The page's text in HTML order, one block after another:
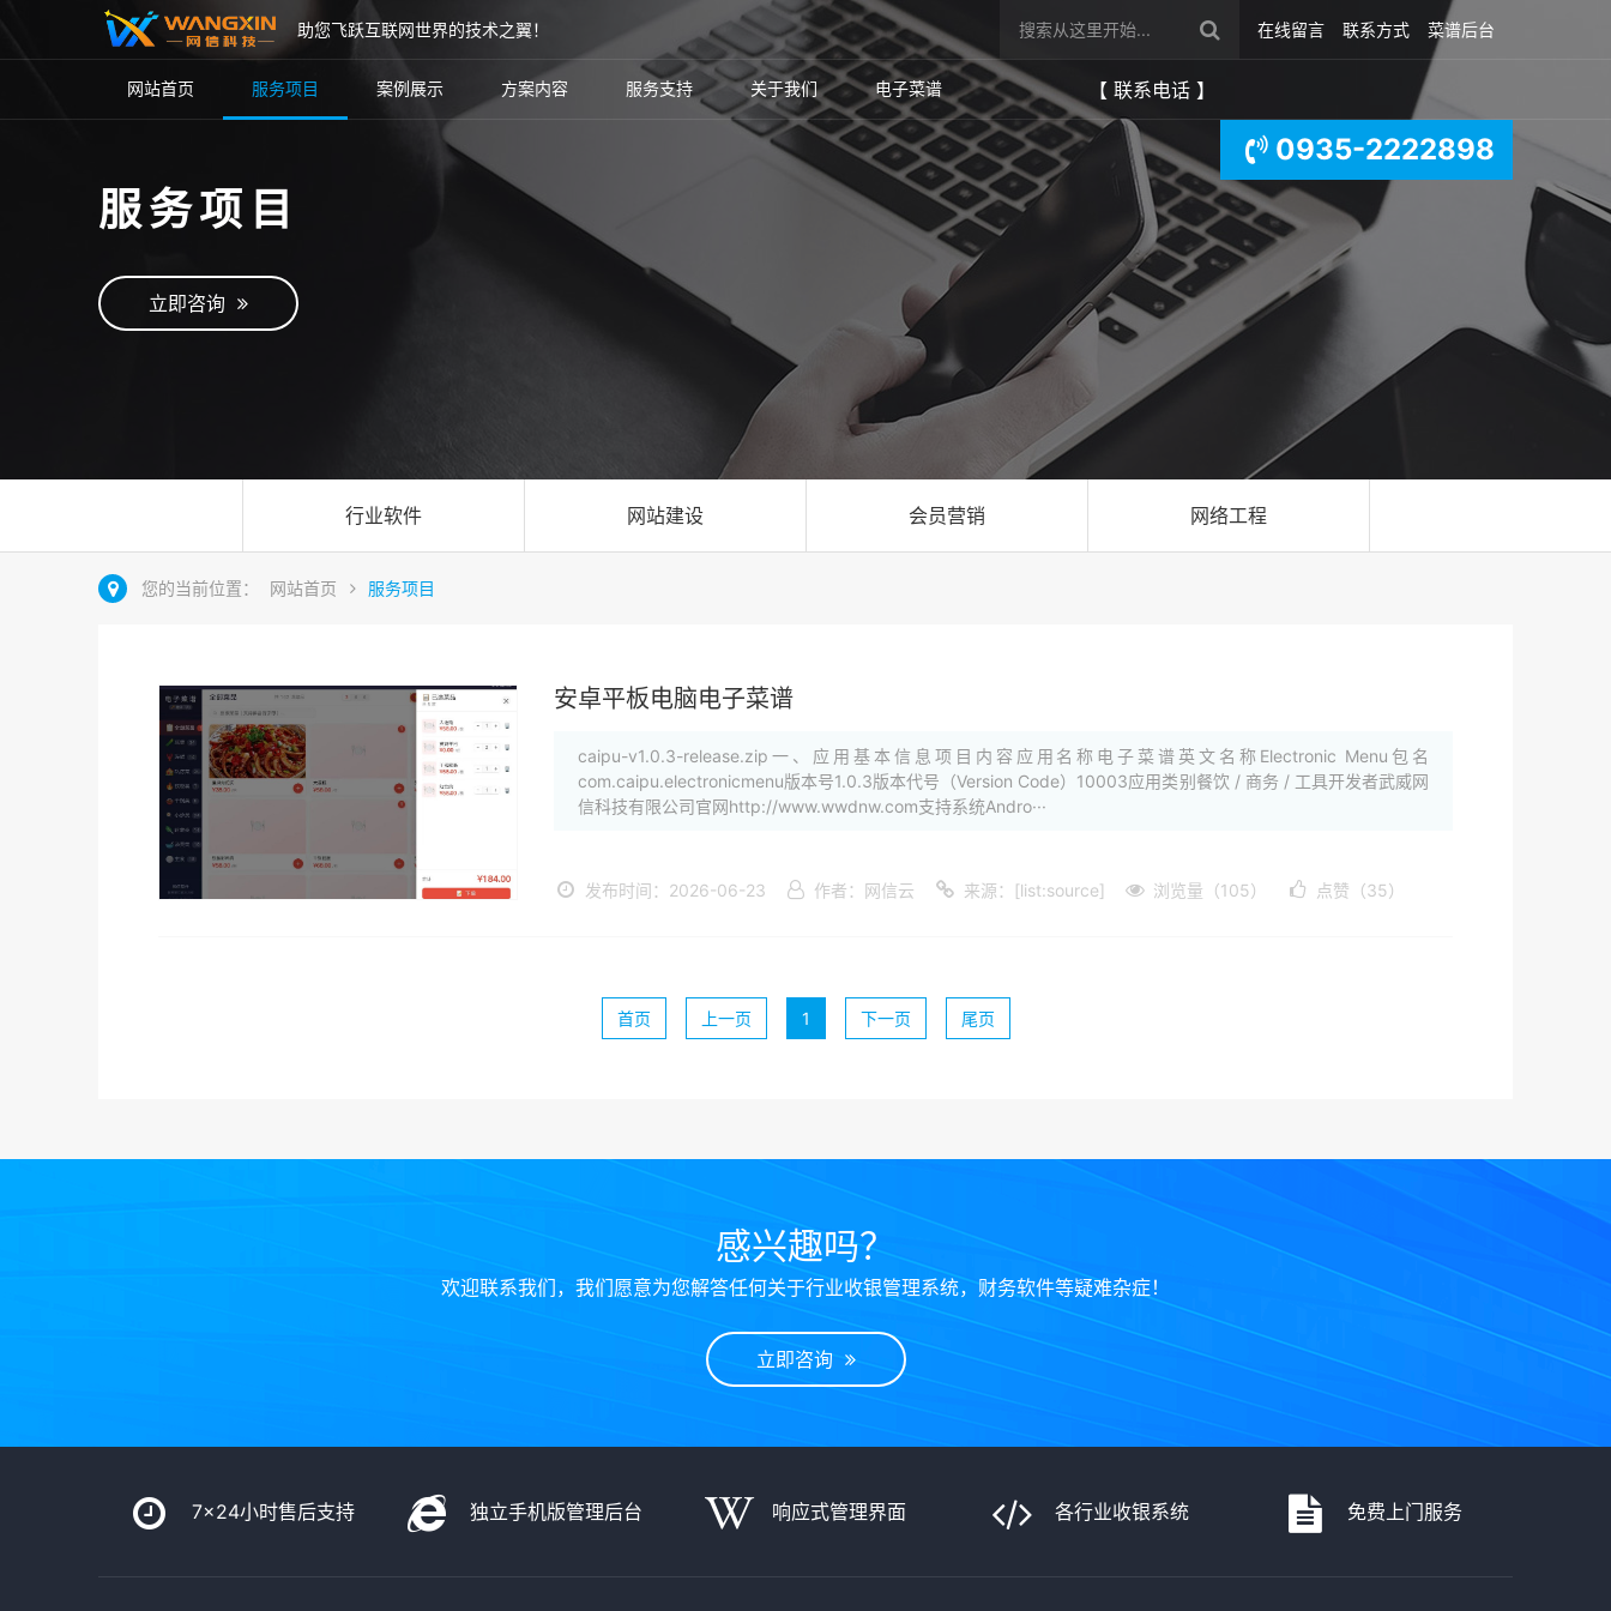
助您飞跃互联网世界的技术之翼！ 在线留言 联系方式 菜谱后台
网站首页 服务项目 案例展示 方案内容 服务支持 关于我们 电子菜谱 【 联系电话 】
0935-2222898
服务项目
立即咨询
行业软件 网站建设 会员营销 网络工程
您的当前位置： 网站首页 服务项目
安卓平板电脑电子菜谱
caipu-v1.0.3-release.zip一、应用基本信息项目内容应用名称电子菜谱英文名称Electronic Menu包名
com.caipu.electronicmenu版本号1.0.3版本代号（Version Code）10003应用类别餐饮 / 商务 / 工具开发者武威网
信科技有限公司官网http://www.wwdnw.com支持系统Andro···
发布时间：2026-06-23 作者：网信云 来源：[list:source] 浏览量（105） 点赞（35）
首页 上一页 1 下一页 尾页
感兴趣吗？
欢迎联系我们，我们愿意为您解答任何关于行业收银管理系统，财务软件等疑难杂症！
立即咨询
7x24小时售后支持 独立手机版管理后台 响应式管理界面 各行业收银系统 免费上门服务